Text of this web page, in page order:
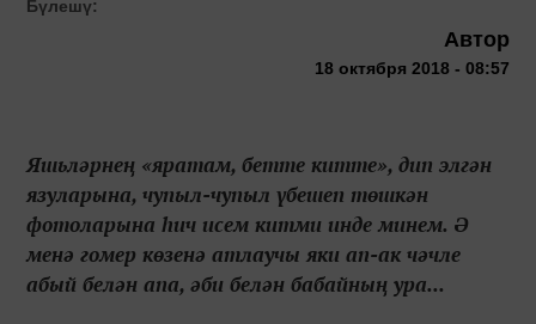
Бүлешү:
Автор
18 октября 2018 - 08:57
Яшьләрнең «яратам, бетте китте», дип элгән
язуларына, чупыл-чупыл үбешеп төшкән
фотоларына һич исем китми инде минем. Ә
менә гомер көзенә атлаучы яки ап-ак чәчле
абый белән апа, әби белән бабайның ура...